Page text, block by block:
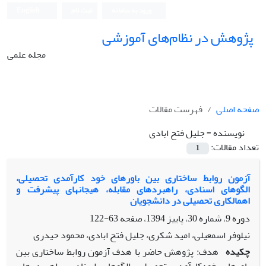
پژوهش در نظام‌های آموزشی
مجله علمی
صفحه اصلی
فهرست مقالات
نویسنده =جلیل فتح ابادی
تعداد مقالات:
1
آزمون روابط ساختاری بین باورهای خود کارآمدی تحصیلی،
الگوهای اسنادی، راهبردهای مقابله، هیجانهای پیشرفت و
اهمالکاری تحصیلی در دانشجویان
دوره 9، شماره 30، پاییز 1394، صفحه
63-122
نیلوفر اسمعیلی، امید شکری، جلیل فتح ابادی، محمود حیدری
چکیده هدف: پژوهش حاضر با هدف آزمون روابط ساختاری بین